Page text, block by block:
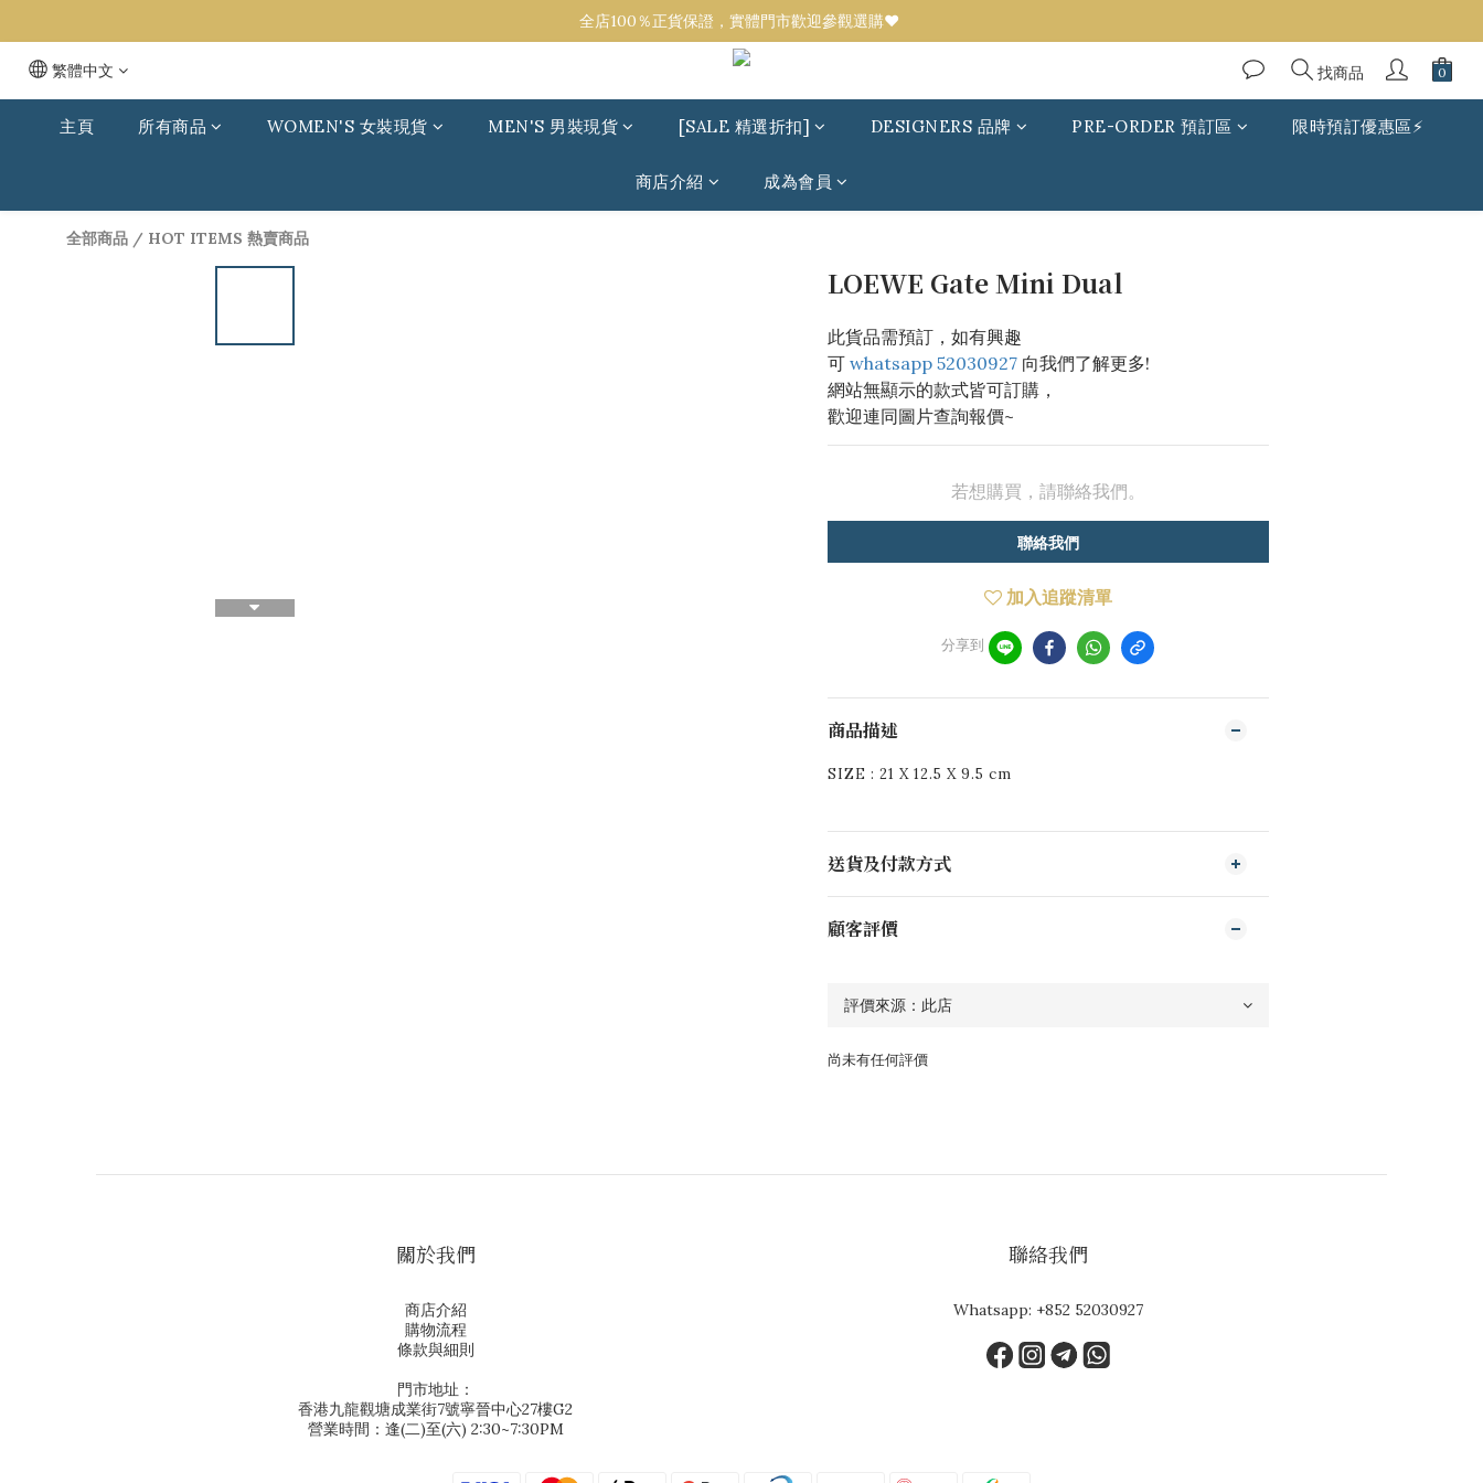
全店100％正貨保證，實體門市歡迎參觀選購❤️
全店100％正貨保證，實體門市歡迎參觀選購❤️
設有代購服務！任何品牌／款式可來圖報價💟
全店100％正貨保證，實體門市歡迎參觀選購❤️
繁體中文 找商品
主頁 所有商品 WOMEN'S 女裝現貨 MEN'S 男裝現貨 [SALE 精選折扣] DESIGNERS 品牌 PRE-ORDER 預訂區 限時預訂優惠區⚡
商店介紹 成為會員
全部商品 / HOT ITEMS 熱賣商品
LOEWE Gate Mini Dual
此貨品需預訂，如有興趣
可 whatsapp 52030927 向我們了解更多!
網站無顯示的款式皆可訂購，
歡迎連同圖片查詢報價~
若想購買，請聯絡我們。
聯絡我們
加入追蹤清單
分享到
商品描述
SIZE : 21 X 12.5 X 9.5 cm
送貨及付款方式
顧客評價
尚未有任何評價
關於我們
商店介紹
購物流程
條款與細則
門市地址：
香港九龍觀塘成業街7號寧晉中心27樓G2
營業時間：逢(二)至(六) 2:30~7:30PM
聯絡我們
Whatsapp: +852 52030927